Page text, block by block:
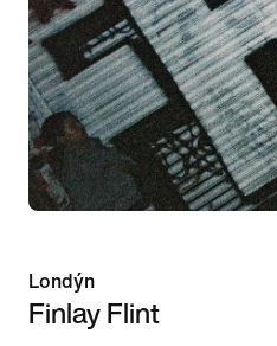
Londýn
Finlay Flint